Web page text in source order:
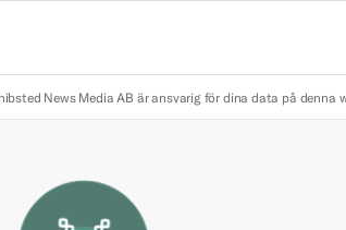
News Media AB är ansvarig för dina data på denna